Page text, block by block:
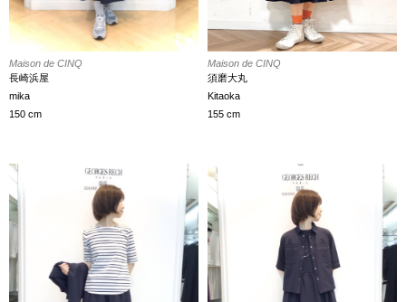
Maison de CINQ
長崎浜屋
mika
150 cm
Maison de CINQ
須磨大丸
Kitaoka
155 cm